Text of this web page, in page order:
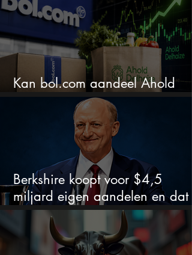
Kan bol.com aandeel Ahold
nieuw leven inblazen?
Berkshire koopt voor $4,5
miljard eigen aandelen en dat
zegt veel over de waardering